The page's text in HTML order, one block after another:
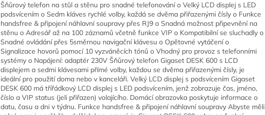
Šňůrový telefon na stůl a stěnu pro snadné telefonování o Velký LCD displej s LED
podsvícením o Sedm kláves rychlé volby, každá se dvěma přiřazenými čísly o Funkce
handsfree & připojení náhlavní soupravy přes RJ9 o Snadná možnost připevnění na
stěnu o Adresář až na 100 záznamů včetně funkce VIP o Kompatibilní se sluchadly o
Snadné ovládání přes 5směrnou navigační klávesu o Opětovné vytáčení o
Signalizace hovorů pomocí 10 vyzváněcích tónů o Vhodný pro provoz s telefonními
systémy o Napájení: adaptér 230V Šňůrový telefon Gigaset DESK 600 s LCD
displejem a sedmi klávesami přímé volby, každou se dvěma přiřazenými čísly, je
ideální pro použití doma nebo v kanceláři. Velký LCD displej s podsvícením Gigaset
DESK 600 má třířádkový LCD displej s LED podsvícením, jenž zobrazuje čas, jméno,
číslo a VIP status (jeli přiřazen) volajícího. Domácí obrazovka poskytuje informace o
datu, času a dni v týdnu. Funkce handsfree & připojení náhlavní soupravy Abyste měli